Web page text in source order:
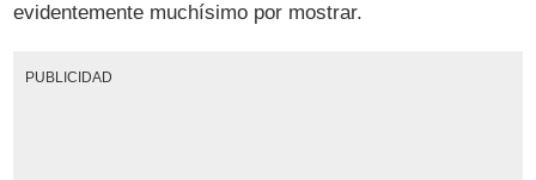
evidentemente muchísimo por mostrar.
PUBLICIDAD